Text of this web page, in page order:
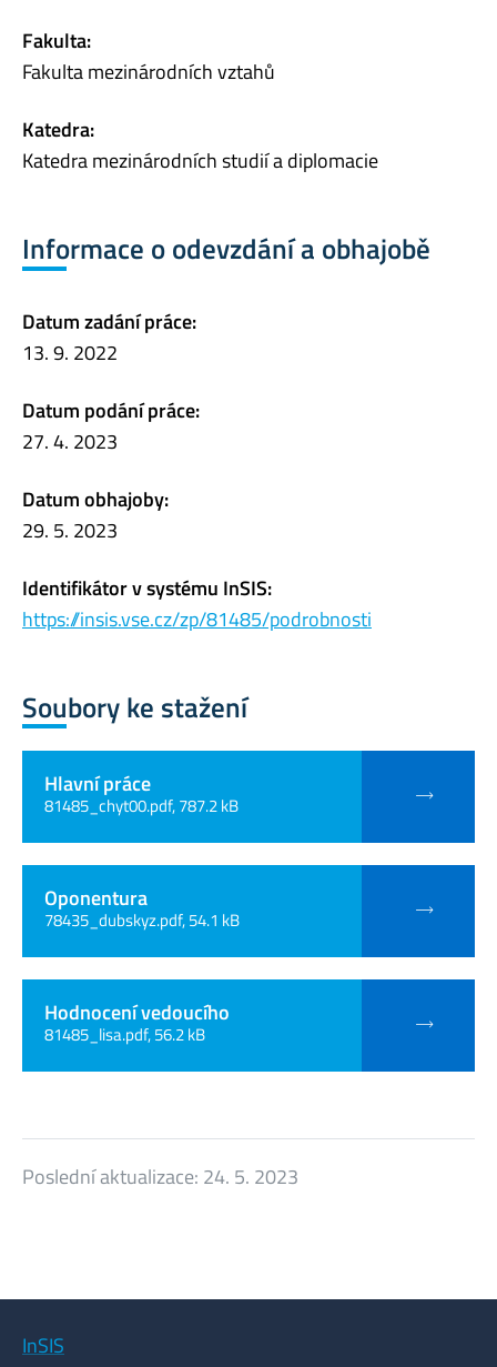
Fakulta:
Fakulta mezinárodních vztahů
Katedra:
Katedra mezinárodních studií a diplomacie
Informace o odevzdání a obhajobě
Datum zadání práce:
13. 9. 2022
Datum podání práce:
27. 4. 2023
Datum obhajoby:
29. 5. 2023
Identifikátor v systému InSIS:
https://insis.vse.cz/zp/81485/podrobnosti
Soubory ke stažení
Hlavní práce
81485_chyt00.pdf, 787.2 kB
Oponentura
78435_dubskyz.pdf, 54.1 kB
Hodnocení vedoucího
81485_lisa.pdf, 56.2 kB
Poslední aktualizace: 24. 5. 2023
InSIS